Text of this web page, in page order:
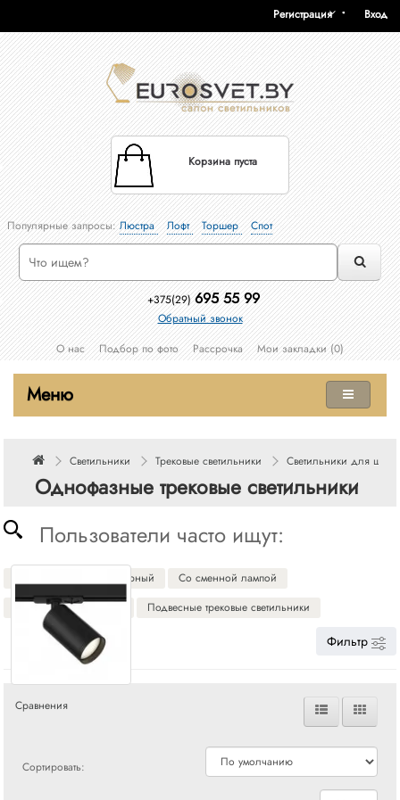
Вход
Регистрация
Корзина пуста
Популярные запросы:Люстра Лофт Торшер Спот
+375(29) 695 55 99
Обратный звонок
О нас
Подбор по фото Рассрочка Мои закладки (0)
Меню
Светильники Трековые светильники Светильники для
Однофазные трековые светильники
Пользователи часто ищут:
Цвет черный
Со сменной лампой
Дешевые трек системы
Подвесные трековые светильники
Фильтр
Сравнения
Сортировать: